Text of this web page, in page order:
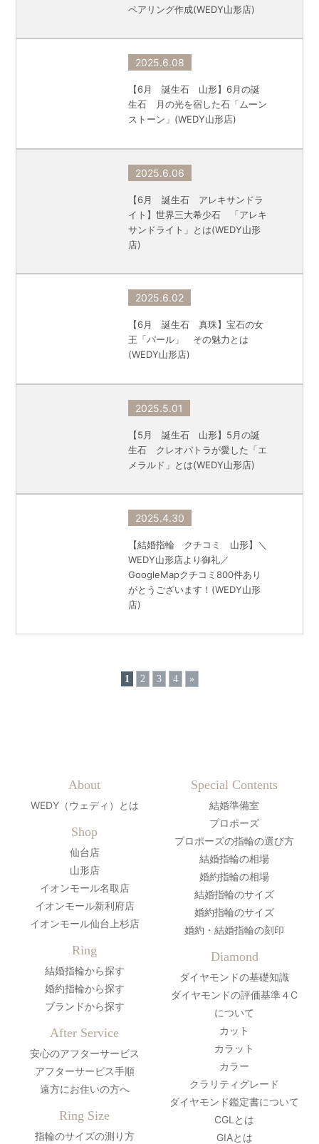
ペアリング作成(WEDY山形店)
2025.6.08
【6月 誕生石 山形】6月の誕
生石 月の光を宿した石「ムーン
ストーン」(WEDY山形店)
2025.6.06
【6月 誕生石 アレキサンドラ
イト】世界三大希少石 「アレキ
サンドライト」とは(WEDY山形
店)
2025.6.02
【6月 誕生石 真珠】宝石の女
王「パール」 その魅力とは
(WEDY山形店)
2025.5.01
【5月 誕生石 山形】5月の誕
生石 クレオパトラが愛した「エ
メラルド」とは(WEDY山形店)
2025.4.30
【結婚指輪 クチコミ 山形】＼
WEDY山形店より御礼／
GoogleMapクチコミ800件あり
がとうございます！(WEDY山形
店)
1 2 3 4 »
About
WEDY（ウェディ）とは
Shop
仙台店
山形店
イオンモール名取店
イオンモール新利府店
イオンモール仙台上杉店
Ring
結婚指輪から探す
婚約指輪から探す
ブランドから探す
After Service
安心のアフターサービス
アフターサービス手順
遠方にお住いの方へ
Ring Size
指輪のサイズの測り方
Special Contents
結婚準備室
プロポーズ
プロポーズの指輪の選び方
結婚指輪の相場
婚約指輪の相場
結婚指輪のサイズ
婚約指輪のサイズ
婚約・結婚指輪の刻印
Diamond
ダイヤモンドの基礎知識
ダイヤモンドの評価基準４C
について
カット
カラット
カラー
クラリティグレード
ダイヤモンド鑑定書について
CGLとは
GIAとは